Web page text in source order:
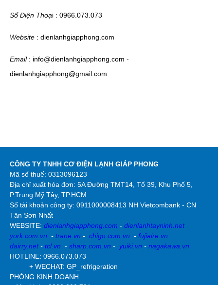
Số Điện Thoại : 0966.073.073
Website : dienlanhgiapphong.com
Email: info@dienlanhgiapphong.com -
dienlanhgiapphong@gmail.com
CÔNG TY TNHH CƠ ĐIỆN LẠNH GIÁP PHONG
Mã số thuế: 0313096123
Địa chỉ xuất hóa đơn: 5A Đường TMT14, Tổ 39, Khu Phố 5,
P.Trung Mỹ Tây, TP.HCM
Số tài khoản công ty: 0911000008413 NH Vietcombank - CN
Tân Sơn Nhất
WEBSITE: dienlanhgiapphong.com - dienlanhtayninh.net
york.com.vn - trane.vn - chigo.com.vn - fujiaire.vn
dairry.net- tcl.vn - sharp.com.vn - yuiki.vn - nagakawa.vn
HOTLINE: 0966.073.073
+ WECHAT: GP_refrigeration
PHÒNG KINH DOANH